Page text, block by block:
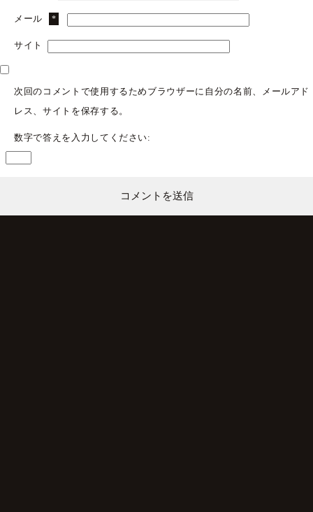
メール *
サイト
次回のコメントで使用するためブラウザーに自分の名前、メールアド
レス、サイトを保存する。
数字で答えを入力してください: